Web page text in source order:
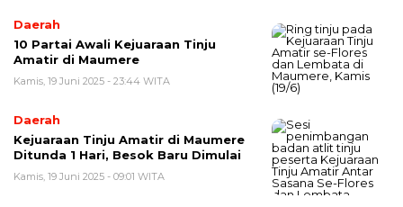
Daerah
10 Partai Awali Kejuaraan Tinju
Amatir di Maumere
Kamis, 19 Juni 2025 - 23:44 WITA
Daerah
Kejuaraan Tinju Amatir di Maumere
Ditunda 1 Hari, Besok Baru Dimulai
Kamis, 19 Juni 2025 - 09:01 WITA